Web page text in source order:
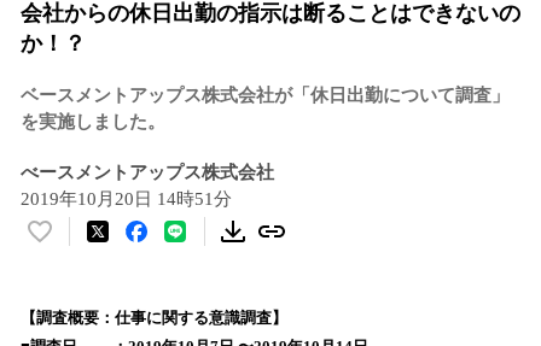
会社からの休日出勤の指示は断ることはできないの
か！？
ベースメントアップス株式会社が「休日出勤について調査」
を実施しました。
べースメントアップス株式会社
2019年10月20日 14時51分
い
！
【調査概要：仕事に関する意識調査】